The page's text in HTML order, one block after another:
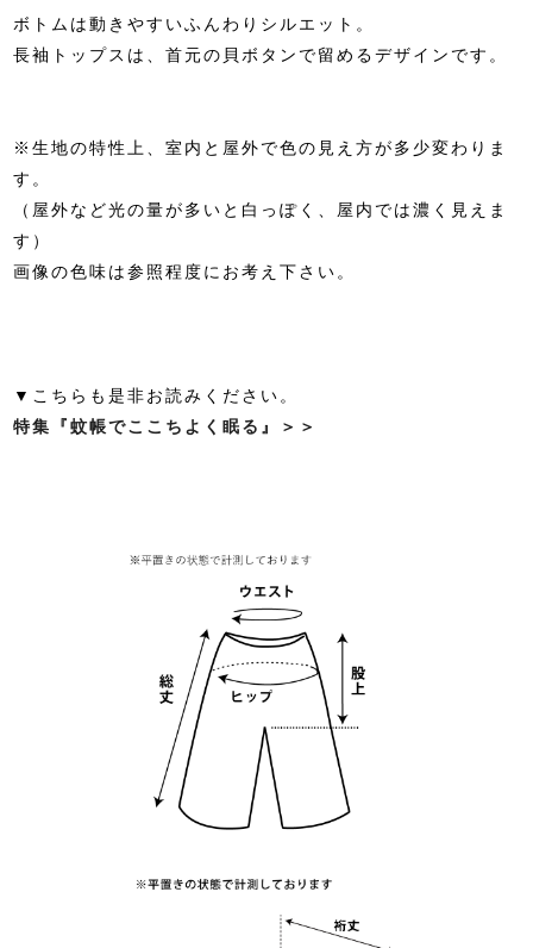
ボトムは動きやすいふんわりシルエット。
長袖トップスは、首元の貝ボタンで留めるデザインです。
※生地の特性上、室内と屋外で色の見え方が多少変わりま
す。
（屋外など光の量が多いと白っぽく、屋内では濃く見えま
す）
画像の色味は参照程度にお考え下さい。
▼こちらも是非お読みください。
特集『蚊帳でここちよく眠る』＞＞